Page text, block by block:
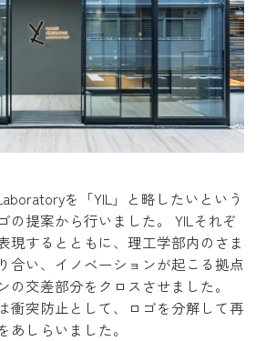
を「YIL」と略したいという
の提案から行いました。 YILそれぞ
現するとともに、理工学部内のさま
合い、イノベーションが起こる拠点
の交差部分をクロスさせました。
衝突防止として、ロゴを分解して再
しらいました。